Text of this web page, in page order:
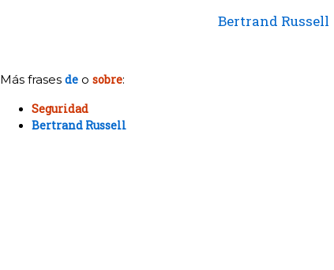
Bertrand Russell
Más frases de o sobre:
Seguridad
Bertrand Russell